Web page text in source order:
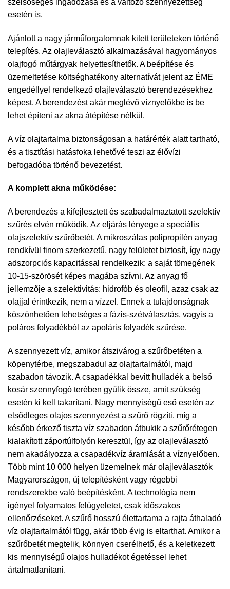
szélsőséges ingadozása és a változó szennyezettség
esetén is.
Ajánlott a nagy járműforgalomnak kitett területeken történő
telepítés. Az olajleválasztó alkalmazásával hagyományos
olajfogó műtárgyak helyettesíthetők. A beépítése és
üzemeltetése költséghatékony alternatívát jelent az ÉME
engedéllyel rendelkező olajleválasztó berendezésekhez
képest. A berendezést akár meglévő víznyelőkbe is be
lehet építeni az akna átépítése nélkül.
A víz olajtartalma biztonságosan a határérték alatt tartható,
és a tisztítási hatásfoka lehetővé teszi az élővízi
befogadóba történő bevezetést.
A komplett akna működése:
A berendezés a kifejlesztett és szabadalmaztatott szelektív
szűrés elvén működik. Az eljárás lényege a speciális
olajszelektív szűrőbetét. A mikroszálas polipropilén anyag
rendkívül finom szerkezetű, nagy felületet biztosít, így nagy
adszorpciós kapacitással rendelkezik: a saját tömegének
10-15-szörösét képes magába szívni. Az anyag fő
jellemzője a szelektivitás: hidrofób és oleofil, azaz csak az
olajjal érintkezik, nem a vízzel. Ennek a tulajdonságnak
köszönhetően lehetséges a fázis-szétválasztás, vagyis a
poláros folyadékból az apoláris folyadék szűrése.
A szennyezett víz, amikor átszivárog a szűrőbetéten a
köpenytérbe, megszabadul az olajtartalmától, majd
szabadon távozik. A csapadékkal bevitt hulladék a belső
kosár szennyfogó terében gyűlik össze, amit szükség
esetén ki kell takarítani. Nagy mennyiségű eső esetén az
elsődleges olajos szennyezést a szűrő rögzíti, míg a
később érkező tiszta víz szabadon átbukik a szűrőrétegen
kialakított záportúlfolyón keresztül, így az olajleválasztó
nem akadályozza a csapadékvíz áramlását a víznyelőben.
Több mint 10 000 helyen üzemelnek már olajleválasztók
Magyarországon, új telepítésként vagy régebbi
rendszerekbe való beépítésként. A technológia nem
igényel folyamatos felügyeletet, csak időszakos
ellenőrzéseket. A szűrő hosszú élettartama a rajta áthaladó
víz olajtartalmától függ, akár több évig is eltarthat. Amikor a
szűrőbetét megtelik, könnyen cserélhető, és a keletkezett
kis mennyiségű olajos hulladékot égetéssel lehet
ártalmatlanítani.